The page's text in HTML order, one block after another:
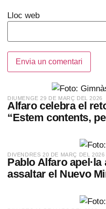
Lloc web
​DIUMENGE 29 DE MARÇ DEL 2026
Alfaro celebra el
“Estem contents,
​DIVENDRES 20 DE MARÇ DEL 2026
Pablo Alfaro apel·la
assaltar el Nuevo